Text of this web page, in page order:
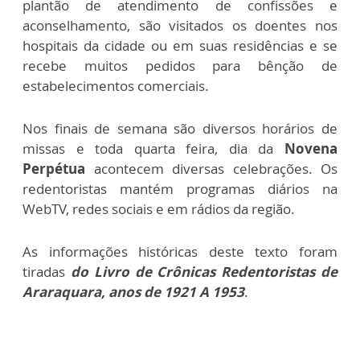
plantão de atendimento de confissões e
aconselhamento, são visitados os doentes nos
hospitais da cidade ou em suas residências e se
recebe muitos pedidos para bênção de
estabelecimentos comerciais.
Nos finais de semana são diversos horários de
missas e toda quarta feira, dia da Novena
Perpétua acontecem diversas celebrações. Os
redentoristas mantém programas diários na
WebTV, redes sociais e em rádios da região.
As informações históricas deste texto foram
tiradas do Livro de Crônicas Redentoristas de
Araraquara, anos de 1921 A 1953.